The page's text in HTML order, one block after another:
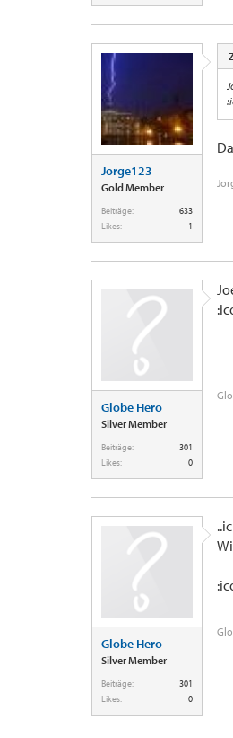
Jorge123
Gold Member
Beiträge:
633
Likes:
1
Globe Hero
Silver Member
Beiträge:
301
Likes:
0
Globe Hero
Silver Member
Beiträge:
301
Likes:
0